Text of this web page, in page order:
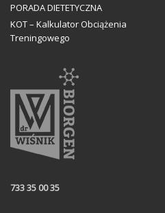
PORADA DIETETYCZNA
KOT – Kalkulator Obciążenia
Treningowego
733 35 00 35